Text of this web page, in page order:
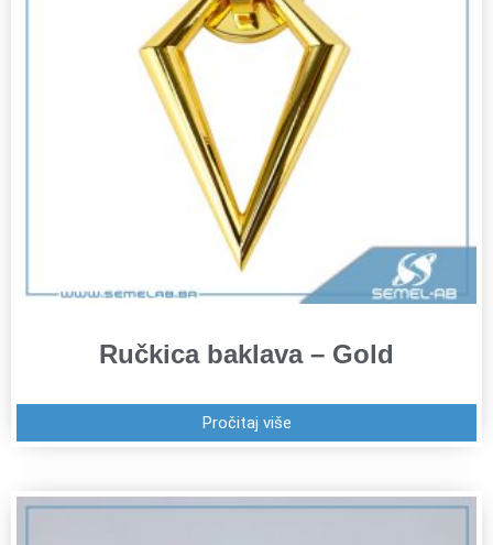
Ručkica baklava – Gold
Pročitaj više